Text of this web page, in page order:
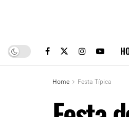
Home Festa Típica